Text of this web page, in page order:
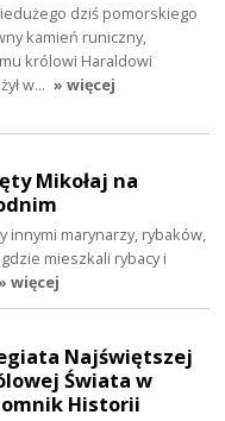
dziś pomorskiego
kamień runiczny,
królowi Haraldowi
w… » więcej
Mikołaj na
innymi marynarzy, rybaków,
mieszkali rybacy i
więcej
Najświętszej
Świata w
Historii